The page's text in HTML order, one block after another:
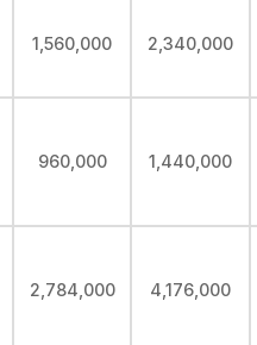
1,560,000 2,340,000
960,000 1,440,000
2,784,000 4,176,000